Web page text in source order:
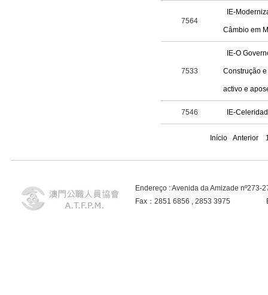
7564
IE-
Câmbio em
7533
IE-O
Construção
activo e
7546 IE-
Início Anterior
Endereço : Avenida da Amizade
Fax：2851 6856 , 2853 3975